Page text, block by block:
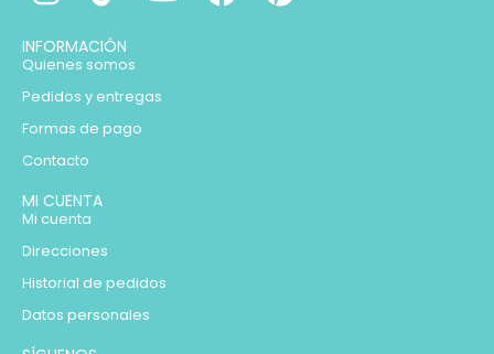
INFORMACIÓN
Quienes somos
Pedidos y entregas
Formas de pago
Contacto
MI CUENTA
Mi cuenta
Direcciones
Historial de pedidos
Datos personales